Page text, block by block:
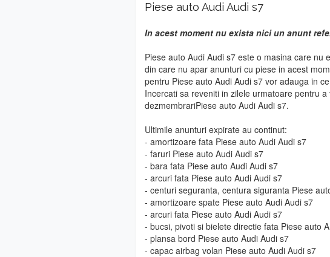
Piese auto Audi Audi s7
In acest moment nu exista nici un anunt
Piese auto Audi Audi s7 este o masina care
din care nu apar anunturi cu piese in acest
pentru Piese auto Audi Audi s7 vor adauga in
Incercati sa reveniti in zilele urmatoare pentru
dezmembrariPiese auto Audi Audi s7.
Ultimile anunturi expirate au continut:
- amortizoare fata Piese auto Audi Audi s7
- faruri Piese auto Audi Audi s7
- bara fata Piese auto Audi Audi s7
- arcuri fata Piese auto Audi Audi s7
- centuri seguranta, centura siguranta Piese
- amortizoare spate Piese auto Audi Audi s7
- arcuri fata Piese auto Audi Audi s7
- bucsi, pivoti si bielete directie fata Piese auto
- plansa bord Piese auto Audi Audi s7
- capac airbag volan Piese auto Audi Audi s7